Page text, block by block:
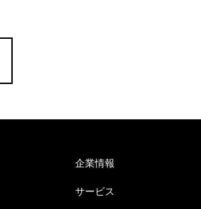
企業情報
サービス